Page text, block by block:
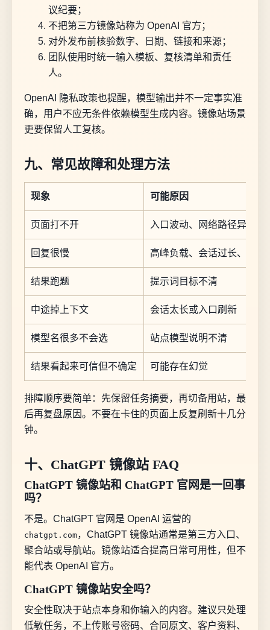
议纪要；
不把第三方镜像站称为 OpenAI 官方；
对外发布前核验数字、日期、链接和来源；
团队使用时统一输入模板、复核清单和责任
人。
OpenAI 隐私政策也提醒，模型输出并不一定事实准
确，用户不应无条件依赖模型生成内容。镜像站场景
更要保留人工复核。
九、常见故障和处理方法
现象 可能原因
页面打不开 入口波动、网络路径异常、
回复很慢 高峰负载、会话过长、任务
结果跑题 提示词目标不清
中途掉上下文 会话太长或入口刷新
模型名很多不会选 站点模型说明不清
结果看起来可信但不确定 可能存在幻觉
排障顺序要简单：先保留任务摘要，再切备用站，最
后再复盘原因。不要在卡住的页面上反复刷新十几分
钟。
十、ChatGPT 镜像站 FAQ
ChatGPT 镜像站和 ChatGPT 官网是一回事
吗？
不是。ChatGPT 官网是 OpenAI 运营的
chatgpt.com，ChatGPT 镜像站通常是第三方入口、
聚合站或导航站。镜像站适合提高日常可用性，但不
能代表 OpenAI 官方。
ChatGPT 镜像站安全吗？
安全性取决于站点本身和你输入的内容。建议只处理
低敏任务，不上传账号密码、合同原文、客户资料、